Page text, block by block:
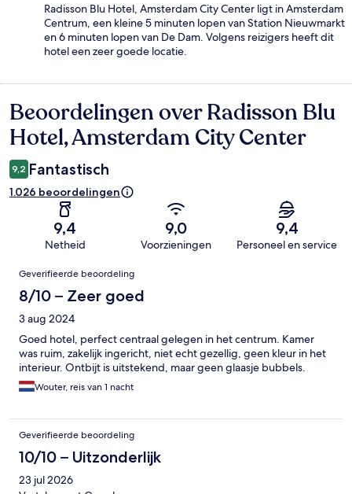
Radisson Blu Hotel, Amsterdam City Center ligt in Amsterdam
Centrum, een kleine 5 minuten lopen van Station Nieuwmarkt
en 6 minuten lopen van De Dam. Volgens reizigers heeft dit
hotel een zeer goede locatie.
Beoordelingen
Beoordelingen over Radisson Blu
Hotel, Amsterdam City Center
9,2 Fantastisch
1.026 beoordelingen
9,4
Netheid
9,0
Voorzieningen
9,4
Personeel en service
Beoordelingen
Geverifieerde beoordeling
8/10 – Zeer goed
3 aug 2024
Goed hotel, perfect centraal gelegen in het centrum. Kamer
was ruim, zakelijk ingericht, niet echt gezellig, geen kleur in het
interieur. Ontbijt is uitstekend, maar geen glaasje bubbels.
Wouter, reis van 1 nacht
Geverifieerde beoordeling
10/10 – Uitzonderlijk
23 jul 2026